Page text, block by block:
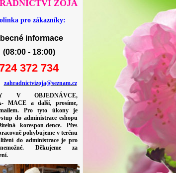
ZOJA
pro zákazníky:
informace
(08:00 - 18:00)
724 372 734
zahradnictvizoja@seznam.cz
V OBJEDNÁVCE,
MACE a další, prosíme,
Pro tyto úkony je
do administrace eshopu
korespon-dence. Přes
pohybujeme v terénu
do administrace je pro
Děkujeme za